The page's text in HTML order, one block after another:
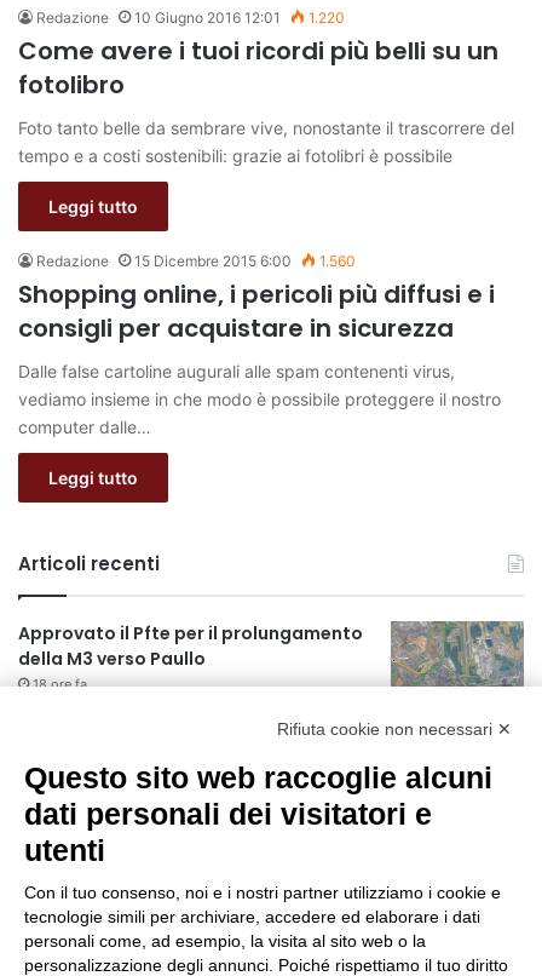
Redazione 10 Giugno 2016 12:01 1.220
Come avere i tuoi ricordi più belli su un
fotolibro
Foto tanto belle da sembrare vive, nonostante il trascorrere del
tempo e a costi sostenibili: grazie ai fotolibri è possibile
Leggi tutto
Redazione 15 Dicembre 2015 6:00 1.560
Shopping online, i pericoli più diffusi e i
consigli per acquistare in sicurezza
Dalle false cartoline augurali alle spam contenenti virus,
vediamo insieme in che modo è possibile proteggere il nostro
computer dalle…
Leggi tutto
Articoli recenti
Approvato il Pfte per il prolungamento
della M3 verso Paullo
18 ore fa
75 anni di INFN. La comunità, la storia, il
futuro della ricerca in fisica
fondamentale in Italia
18 ore fa
Milano Aiuta Estate, 1600 prestazioni di
assistenza attivate
20 ore fa
Il potenziale invisibile: come la
Rifiuta cookie non necessari ✕
Questo sito web raccoglie alcuni
dati personali dei visitatori e
utenti
Con il tuo consenso, noi e i nostri partner utilizziamo i cookie e
tecnologie simili per archiviare, accedere ed elaborare i dati
personali come, ad esempio, la visita al sito web o la
personalizzazione degli annunci. Poiché rispettiamo il tuo diritto